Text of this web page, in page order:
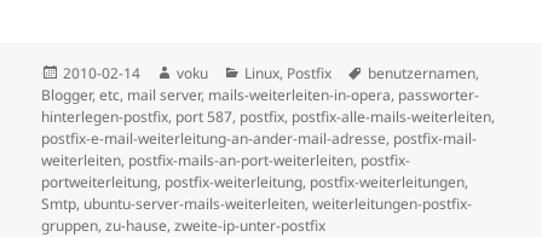
Posted
on
2010-02-14 Author
voku Categories
Linux, Postfix Tags
benutzernamen,
Blogger,etc, mail server, mails-weiterleiten-in-opera, passworter-
hinterlegen-postfix, port 587, postfix, postfix-alle-mails-weiterleiten,
postfix-e-mail-weiterleitung-an-ander-mail-adresse, postfix-mail-
weiterleiten, postfix-mails-an-port-weiterleiten, postfix-
portweiterleitung, postfix-weiterleitung, postfix-weiterleitungen,
Smtp, ubuntu-server-mails-weiterleiten,weiterleitungen-postfix-
gruppen,zu-hause,zweite-ip-unter-postfix